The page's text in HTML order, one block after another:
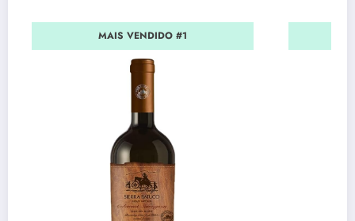
MAIS VENDIDO #1